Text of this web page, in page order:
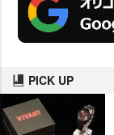
PICK UP